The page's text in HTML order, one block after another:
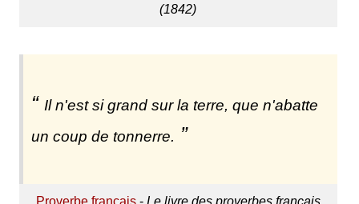
(1842)
Il n'est si grand sur la terre, que n'abatte
un coup de tonnerre.
Proverbe français- Le livre des proverbes français